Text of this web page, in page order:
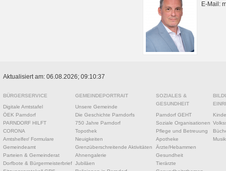
E-Mail:
Aktualisiert am: 06.08.2026; 09:10:37
BÜRGERSERVICE
Digitale Amtstafel
ÖEK Parndorf
PARNDORF HILFT
CORONA
Amtshelfer/ Formulare
Gemeindeamt
Parteien & Gemeinderat
Dorfbote & Bürgermeisterbrief
GEMEINDEPORTRAIT
Unsere Gemeinde
Die Geschichte Parndorfs
750 Jahre Parndorf
Topothek
Neuigkeiten
Grenzüberschreitende Aktivitäten
Ahnengalerie
Jubiläen
SOZIALES &
GESUNDHEIT
Parndorf GEHT
Soziale Organisationen
Pflege und Betreuung
Apotheke
Ärzte/Hebammen
Gesundheit
Tierärzte